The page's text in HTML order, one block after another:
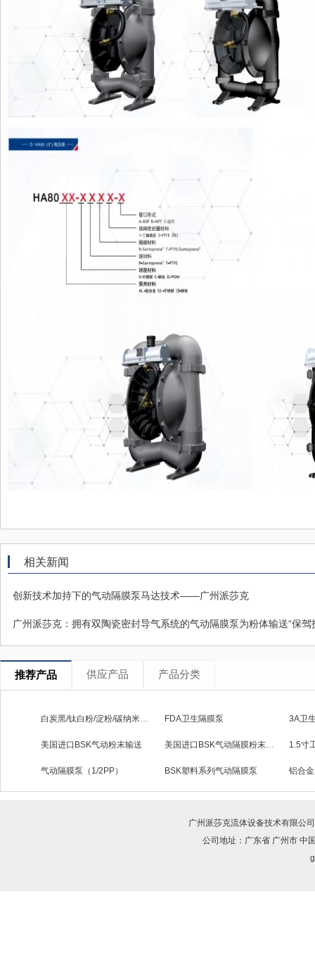
相关新闻
创新技术加持下的气动隔膜泵马达技术——广州派莎克
广州派莎克：拥有双陶瓷密封导气系统的气动隔膜泵为粉体输送“保驾
推荐产品 供应产品 产品分类
白炭黑/钛白粉/淀粉/碳纳米管粉体隔膜泵 FDA卫生隔膜泵 3A卫
美国进口BSK气动粉末输送 美国进口BSK气动隔膜粉末输送泵 1.5寸
气动隔膜泵（1/2PP） BSK塑料系列气动隔膜泵 铝合
广州派莎克流体设备技术有限公司
公司地址：广东省 广州市 中